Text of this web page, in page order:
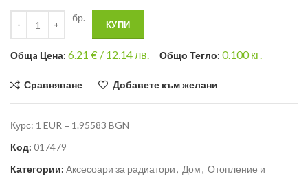
бр.
КУПИ
Общa Цена: 6.21 € / 12.14 лв. Общо Тегло: 0.100кг.
Сравняване Добавете към желани
Курс: 1 EUR = 1.95583 BGN
Код: 017479
Категории: Аксесоари за радиатори, Дом, Отопление и